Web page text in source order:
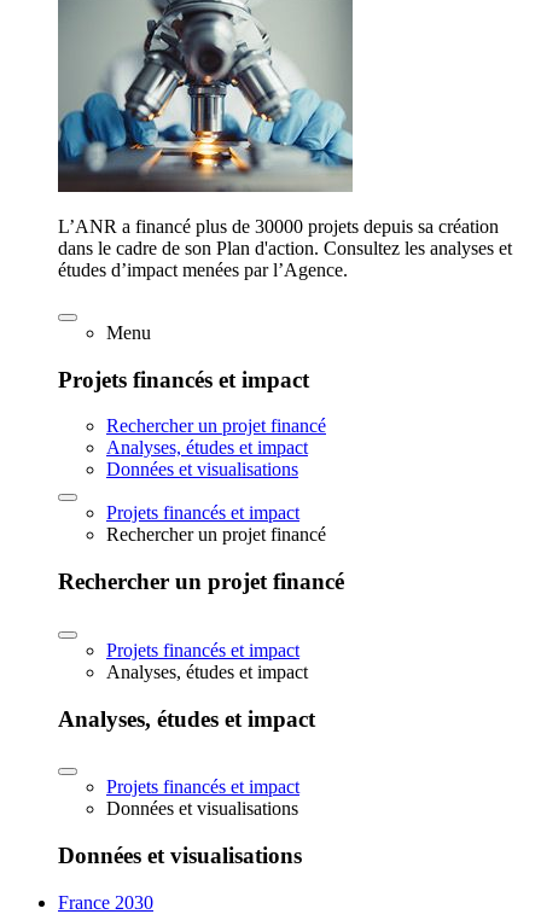
L’ANR a financé plus de 30000 projets depuis sa création
dans le cadre de son Plan d'action. Consultez les analyses et
études d’impact menées par l’Agence.
Menu
Projets financés et impact
Rechercher un projet financé
Analyses, études et impact
Données et visualisations
Projets financés et impact
Rechercher un projet financé
Rechercher un projet financé
Projets financés et impact
Analyses, études et impact
Analyses, études et impact
Projets financés et impact
Données et visualisations
Données et visualisations
France 2030